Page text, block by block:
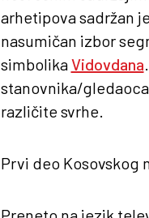
arhetipova sadržan
nasumičan izbor
simbolikaVidovdana
stanovnika/
različite svrhe.
Prvi deo Kosovskog